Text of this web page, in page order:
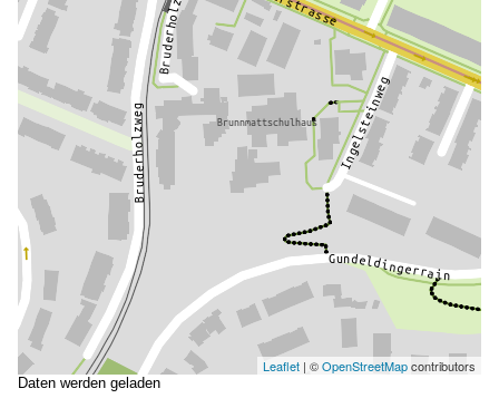
Leaflet | ©OpenStreetMapcontributors
Daten werden geladen